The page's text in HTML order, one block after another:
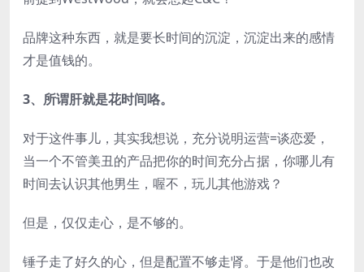
品牌这种东西，就是要长时间的沉淀，沉淀出来的感情
才是值钱的。
3、所谓肝就是花时间咯。
对于这件事儿，其实我想说，充分说明运营=谈恋爱，
当一个不管美丑的产品把你的时间充分占据，你哪儿有
时间去认识其他男生，喔不，玩儿其他游戏？
但是，仅仅走心，是不够的。
锤子走了好久的心，但是配置不够走肾。于是他们也改